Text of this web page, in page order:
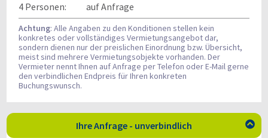
4 Personen:
auf Anfrage
Achtung: Alle Angaben zu den Konditionen stellen kein
konkretes oder vollständiges Vermietungsangebot dar,
sondern dienen nur der preislichen Einordnung bzw. Übersicht,
meist sind mehrere Vermietungsobjekte vorhanden. Der
Vermieter nennt Ihnen auf Anfrage per Telefon oder E-Mail gerne
den verbindlichen Endpreis für Ihren konkreten
Buchungswunsch.
Ihre Anfrage - unverbindlich 